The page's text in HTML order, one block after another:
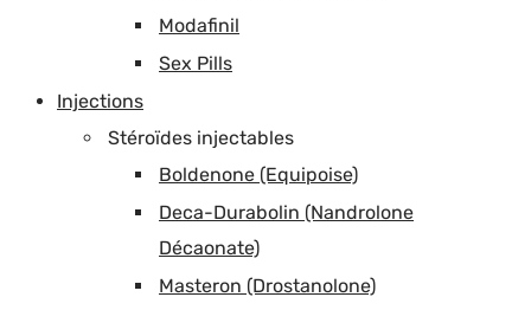
Modafinil
Sex Pills
Injections
Stéroïdes injectables
Boldenone (Equipoise)
Deca-Durabolin (Nandrolone
Décaonate)
Masteron (Drostanolone)